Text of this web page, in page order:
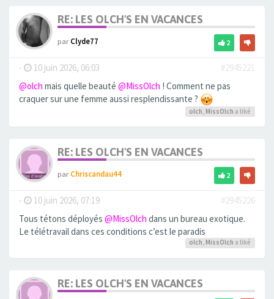
RE: LES OLCH'S EN VACANCES
parClyde77 2
- 10 juin 2026, 06:03
#2945221
@olch mais quelle beauté @MissOlch ! Comment ne pas
craquer sur une femme aussi resplendissante ?
olch MissOlch a liké
RE: LES OLCH'S EN VACANCES
parChriscandau44 2
- 10 juin 2026, 07:19
#2945226
Tous tétons déployés @MissOlch dans un bureau exotique.
Le télétravail dans ces conditions c’est le paradis
olch, MissOlch a liké
RE: LES OLCH'S EN VACANCES